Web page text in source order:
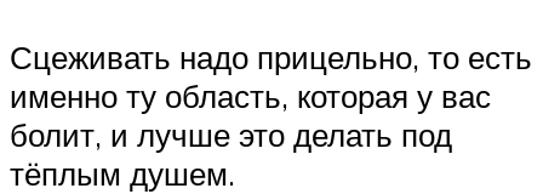
Сцеживать надо прицельно, то есть
именно ту область, которая у вас
болит, и лучше это делать под
тёплым душем.